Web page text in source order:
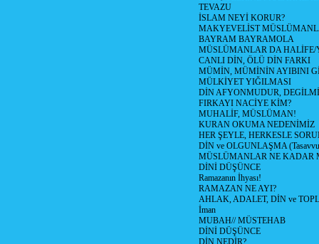
TEVAZU
İSLAM NEYİ KORUR?
MAKYEVELİST
BAYRAM BAYRAMOLA
MÜSLÜMANLAR DA HALİFE/
CANLI DİN, ÖLÜ DİN FARKI
MÜMİN, MÜMİNİN AYIBINI
MÜLKİYET YIĞILMASI
DİN AFYONMUDUR,
FIRKAYI NACİYE KİM?
MUHALİF, MÜSLÜMAN!
KURAN OKUMA NEDENİMİZ
HER ŞEYLE, HERKESLE
DİN ve OLGUNLAŞMA
MÜSLÜMANLAR NE KADAR
DİNİ DÜŞÜNCE
Ramazanın İhyası!
RAMAZAN NE AYI?
AHLAK, ADALET, DİN ve
İman
MUBAH// MÜSTEHAB
DİNİ DÜŞÜNCE
DİN NEDİR?